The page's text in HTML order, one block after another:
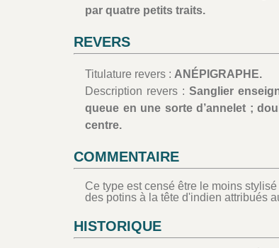
par quatre petits traits.
REVERS
Titulature revers : ANÉPIGRAPHE.
Description revers :Sanglier
queue en une sorte d’annelet ;
centre.
COMMENTAIRE
Ce type est censé être le moins
des potins à la tête d'indien attribués
HISTORIQUE